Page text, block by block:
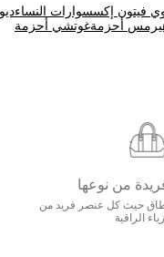
فيتون إكسسوارات النساء
أحزمةغوتشي أحزمة
من نوعها
حيث كل عنصر فريد من
الراقية